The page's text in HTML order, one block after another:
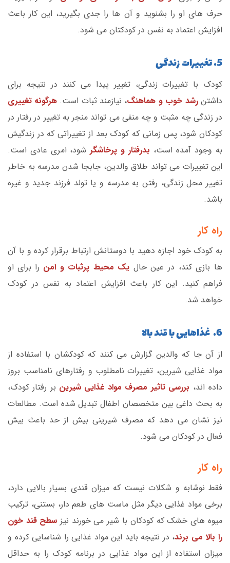
حرف های او را بشنوید و آن ها را جدی بگیرید، این کار باعث
افزایش اعتماد به نفس در کودکتان می شود.
5. تغییرات زندگی
کودک با تغییرات زندگی، تغییر پیدا می کنند در نتیجه برای
داشتن رشد خوب و هماهنگ، نیازمند ثبات است. هرگونه تغییری
در زندگی چه مثبت و چه منفی می تواند منجر به تغییر در رفتار در
کودکان شود، پس زمانی که کودک بعد از تغییراتی که در زندگیش
به وجود آمده است، بدرفتار و پرخاشگر شود، امری عادی است.
این تغییرات می تواند طلاق والدین، جابجا شدن مدرسه به خاطر
تغییر محل زندگی، رفتن به مدرسه و یا تولد فرزند جدید و غیره
باشد.
راه کار
به کودک خود اجازه دهید با دوستانش ارتباط برقرار کرده و با آن
ها بازی کند، در عین حال یک محیط پرثبات و امن را برای او
فراهم کنید. این کار باعث افزایش اعتماد به نفس در کودک
خواهد شد.
6. غذاهایی با قند بالا
از آن جا که والدین گزارش می کنند که کودکشان با استفاده از
مواد غذایی شیرین، تغییرات نامطلوب و رفتارهای نامناسب بروز
داده اند، بررسی تاثیر مصرف مواد غذایی شیرین بر رفتار کودک،
به بحث داغی بین متخصصان اطفال تبدیل شده است. مطالعات
نیز نشان می دهد که مصرف شیرینی بیش از حد باعث بیش
فعال در کودکان می شود.
راه کار
فقط نوشابه و شکلات نیست که میزان قندی بسیار بالایی دارد،
برخی مواد غذایی دیگر مثل ماست های طعم دار، بستنی، ترکیب
میوه های خشک که کودکان با شیر می خورند نیز سطح قند خون
را بالا می برند، در نتیجه باید این مواد غذایی را شناسایی کرده و
میزان استفاده از این مواد غذایی در برنامه کودک را به حداقل